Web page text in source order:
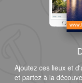
Ajoutez ces lieux et
et partez à la